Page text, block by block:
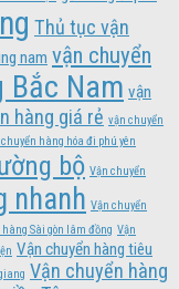
Thủ tục vận
nam vận chuyển
Bắc Nam vận
hàng giá rẻ vận chuyển
hàng hóa đi phú yên
bộ Vận chuyển
nhanh Vận chuyển
Sài gòn lâm đồng Vận
Vận chuyển hàng tiêu
Vận chuyển hàng